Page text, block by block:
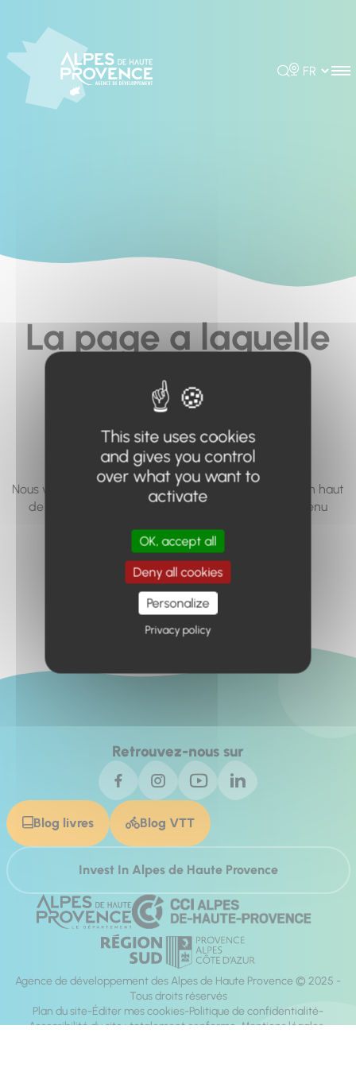
Rechercher
Choisir la
La page a laquelle
vous cherchez à
accéder n'existe
pas... ou plus.
Nous vous invitons à utiliser le moteur de recherche en haut
de page, ou à utiliser le menu pour trouver le contenu
Retour à l'accueil
Retrouvez-nous sur
Blog livres Blog VTT
Invest In Alpes de Haute Provence
Agence de développement des Alpes de Haute Provence © 2025 -
Tous droits réservés
Plan du site Éditer mes cookies Politique de confidentialité
Accessibilité du site : totalement conforme Mentions légales
This site uses cookies
and gives you control
over what you want to
activate
OK, accept all
Deny all cookies
Personalize
Privacy policy